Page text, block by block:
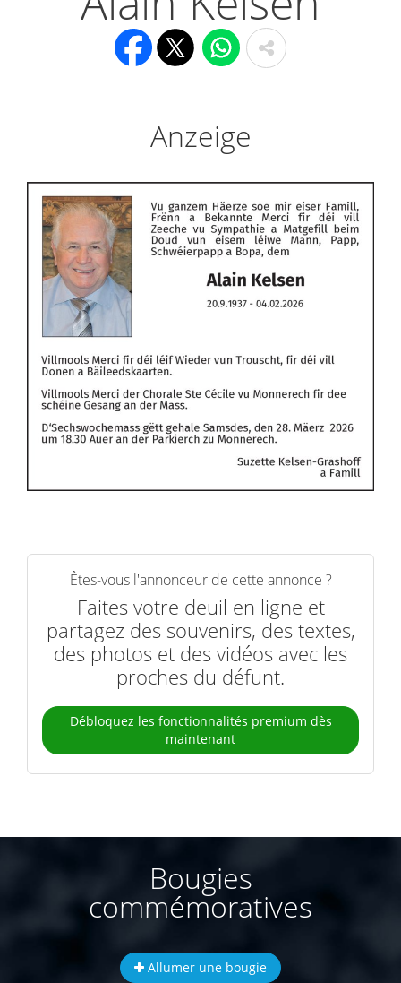
Anzeige
Êtes-vous l'annonceur de cette annonce ?
Faites votre deuil en ligne et
partagez des souvenirs, des textes,
des photos et des vidéos avec les
proches du défunt.
Débloquez les fonctionnalités premium dès
maintenant
Bougies
commémoratives
Allumer une bougie